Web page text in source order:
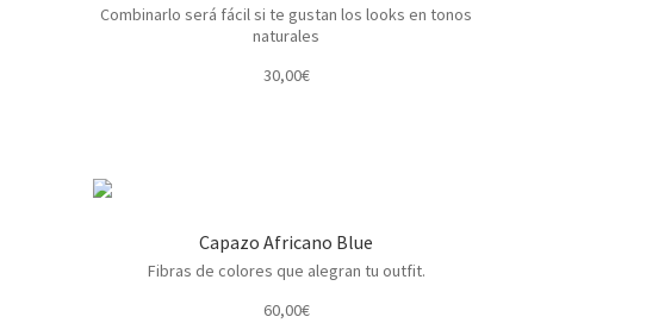
Combinarlo será fácil si te gustan los looks en tonos
naturales
30,00€
Capazo Africano Blue
Fibras de colores que alegran tu outfit.
60,00€